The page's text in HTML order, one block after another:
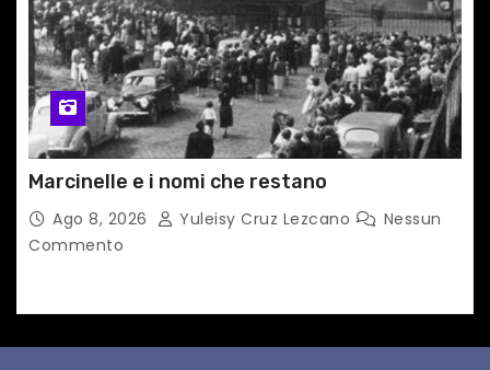
Marcinelle e i nomi che restano
Ago 8, 2026 Yuleisy Cruz Lezcano
Nessun
Commento